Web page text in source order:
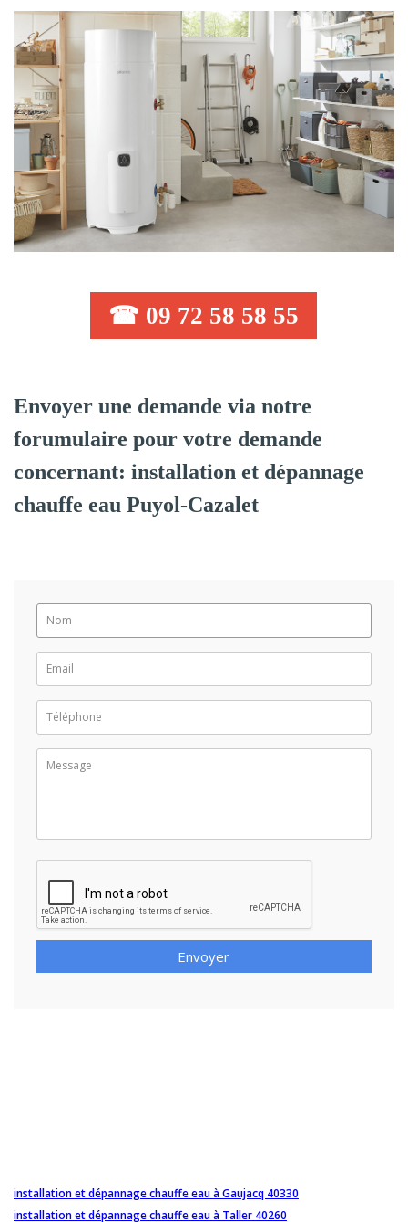
☎ 09 72 58 58 55
Envoyer une demande via notre
forumulaire pour votre demande
concernant: installation et dépannage
chauffe eau Puyol-Cazalet
Envoyer
installation et dépannage chauffe eau à Gaujacq 40330
installation et dépannage chauffe eau à Taller 40260